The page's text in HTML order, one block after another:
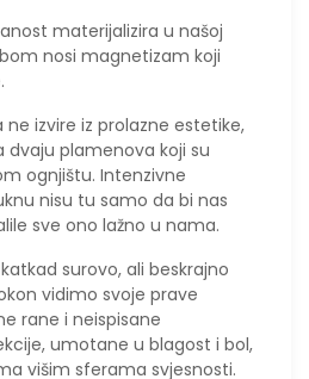
materijalizira u našoj
nosi magnetizam koji
izvire iz prolazne estetike,
dvaju plamenova koji su
ognjištu. Intenzivne
nisu tu samo da bi nas
sve ono lažno u nama.
surovo, ali beskrajno
vidimo svoje prave
rane i neispisane
umotane u blagost i bol,
višim sferama svjesnosti.